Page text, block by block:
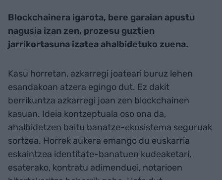
Blockchainera igarota, bere garaian apustu
nagusia izan zen, prozesu guztien
jarrikortasuna izatea ahalbidetuko zuena.
Kasu horretan, azkarregi joateari buruz lehen
esandakoan atzera egingo dut. Ez dakit
berrikuntza azkarregi joan zen blockchainen
kasuan. Ideia kontzeptuala oso ona da,
ahalbidetzen baitu banatze-ekosistema seguruak
sortzea. Horrek aukera emango du euskarria
eskaintzea identitate-banatuen kudeaketari,
esaterako, kontratu adimenduei, notarioen